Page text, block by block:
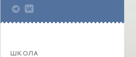
ШКОЛА